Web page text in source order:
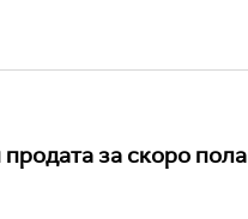
за скоро пола